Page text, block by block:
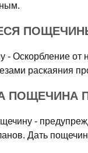
- Оскорбление от
раскаяния
ПОЩЕЧИНА
-
Дать